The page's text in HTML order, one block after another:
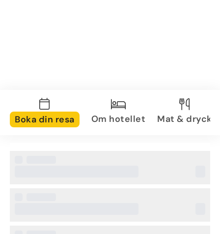
Boka din resa Om hotellet Mat & dryck